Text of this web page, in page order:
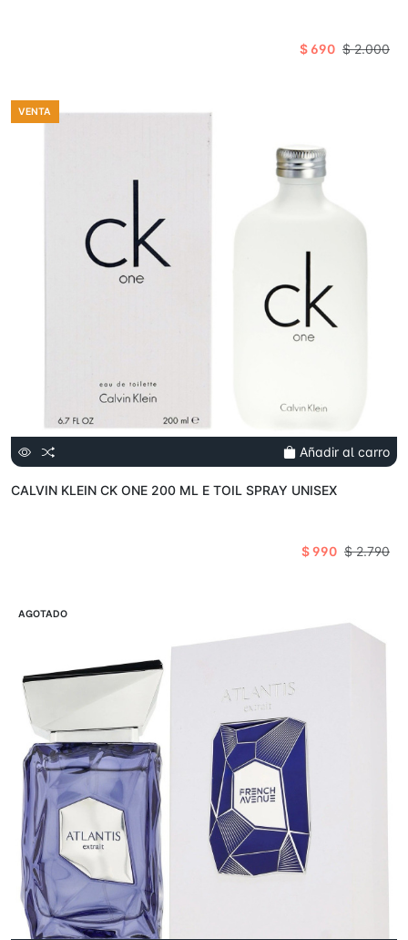
$ 690 $ 2.000
VENTA
Añadir al carro
CALVIN KLEIN CK ONE 200 ML E TOIL SPRAY UNISEX
$ 990 $ 2.790
VENTA
AGOTADO